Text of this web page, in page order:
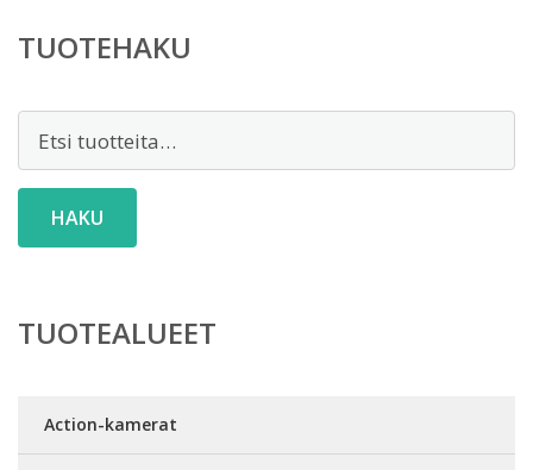
TUOTEHAKU
HAKU
TUOTEALUEET
Action-kamerat